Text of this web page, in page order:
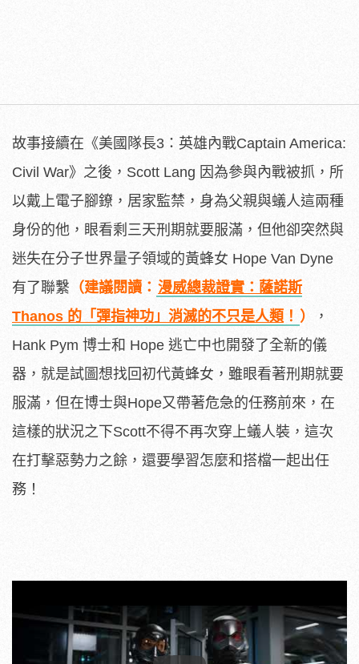
故事接續在《美國隊長3：英雄內戰Captain America:
Civil War》之後，Scott Lang 因為參與內戰被抓，所
以戴上電子腳鐐，居家監禁，身為父親與蟻人這兩種
身份的他，眼看剩三天刑期就要服滿，但他卻突然與
迷失在分子世界量子領域的黃蜂女 Hope Van Dyne
有了聯繫 （建議閱讀： 漫威總裁證實：薩諾斯
Thanos 的「彈指神功」消滅的不只是人類 ！ ）
，
Hank Pym 博士和 Hope 逃亡中也開發了全新的儀
器，就是試圖想找回初代黃蜂女，雖眼看著刑期就要
服滿，但在博士與Hope又帶著危急的任務前來，在
這樣的狀況之下Scott不得不再次穿上蟻人裝，這次
在打擊惡勢力之餘，還要學習怎麼和搭檔一起出任
務！